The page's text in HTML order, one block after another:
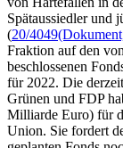
Spätaussiedler und
(20/4049
Fraktion auf den
beschlossenen
für 2022. Die
Grünen und FDP
Milliarde Euro) für
Union. Sie fordert